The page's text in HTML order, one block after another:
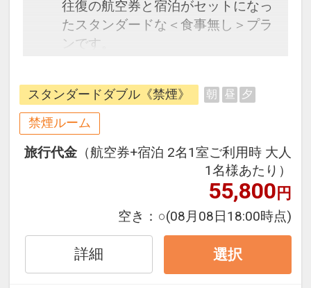
往復の航空券と宿泊がセットになっ
たスタンダードな＜食事無し＞プラ
ンです。
できるダイナミックパッケージだか
ら、一都市滞在はもちろん周遊旅行
にも最適！
旅行期間中の1泊だけの宿泊や延
泊・飛び泊なども自由自在です。
フライトは、安心のJAL（または
JALグループ）確約！フライトマイ
ル50%貯まります。
通・体験プランなどの追加（同時予
約）が可能なプランもございます。
スタンダードダブル《禁煙》 朝 昼 夕
禁煙ルーム
旅行代金 （航空券+宿泊 2名1室ご利用時 大人
1名様あたり）
55,800円
空き： ○(08月08日18:00時点)
詳細 選択